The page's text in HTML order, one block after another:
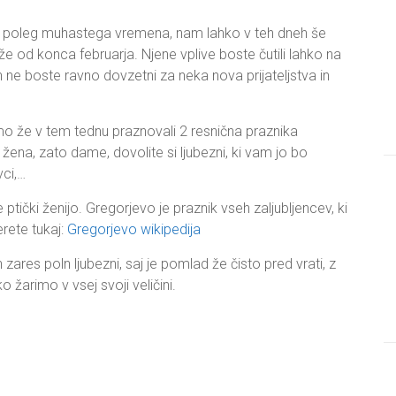
muhastega vremena, nam lahko v teh dneh še
od konca februarja. Njene vplive boste čutili lahko na
boste ravno dovzetni za neka nova prijateljstva in
že v tem tednu praznovali 2 resnična praznika
zato dame, dovolite si ljubezni, ki vam jo bo
ženijo. Gregorjevo je praznik vseh zaljubljencev, ki
tukaj: Gregorjevo wikipedija
poln ljubezni, saj je pomlad že čisto pred vrati, z
žarimo v vsej svoji veličini.